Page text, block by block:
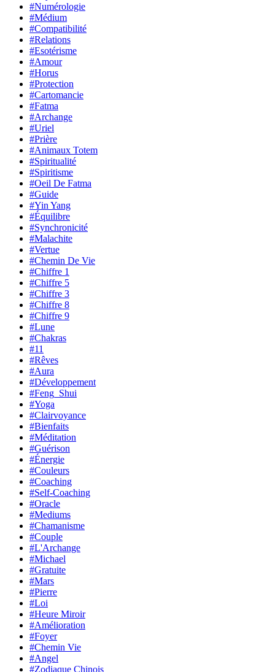
#Numérologie
#Médium
#Compatibilité
#Relations
#Esotérisme
#Amour
#Horus
#Protection
#Cartomancie
#Fatma
#Archange
#Uriel
#Prière
#Animaux Totem
#Spiritualité
#Spiritisme
#Oeil De Fatma
#Guide
#Yin Yang
#Équilibre
#Synchronicité
#Malachite
#Vertue
#Chemin De Vie
#Chiffre 1
#Chiffre 5
#Chiffre 3
#Chiffre 8
#Chiffre 9
#Lune
#Chakras
#11
#Rêves
#Aura
#Développement
#Feng_Shui
#Yoga
#Clairvoyance
#Bienfaits
#Méditation
#Guérison
#Énergie
#Couleurs
#Coaching
#Self-Coaching
#Oracle
#Mediums
#Chamanisme
#Couple
#L'Archange
#Michael
#Gratuite
#Mars
#Pierre
#Loi
#Heure Miroir
#Amélioration
#Foyer
#Chemin Vie
#Angel
#Zodiaque Chinois